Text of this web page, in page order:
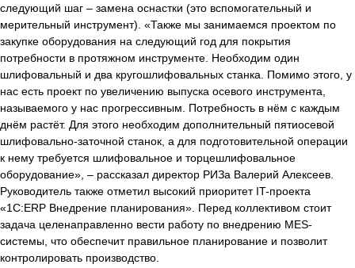
следующий шаг – замена оснастки (это вспомогательный и
мерительный инструмент). «Также мы занимаемся проектом по
закупке оборудования на следующий год для покрытия
потребности в протяжном инструменте. Необходим один
шлифовальный и два кругошлифовальных станка. Помимо этого, у
нас есть проект по увеличению выпуска осевого инструмента,
называемого у нас прогрессивным. Потребность в нём с каждым
днём растёт. Для этого необходим дополнительный пятиосевой
шлифовально-заточной станок, а для подготовительной операции
к нему требуется шлифовальное и торцешлифовальное
оборудование», – рассказал директор РИЗа Валерий Алексеев.
Руководитель также отметил высокий приоритет IT-проекта
«1С:ERP Внедрение планирования». Перед коллективом стоит
задача целенаправленно вести работу по внедрению MES-
системы, что обеспечит правильное планирование и позволит
контролировать производство.